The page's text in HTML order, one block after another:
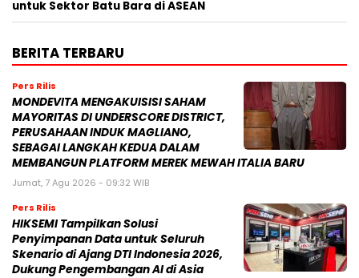
untuk Sektor Batu Bara di ASEAN
BERITA TERBARU
Pers Rilis
MONDEVITA MENGAKUISISI SAHAM
MAYORITAS DI UNDERSCORE DISTRICT,
PERUSAHAAN INDUK MAGLIANO,
SEBAGAI LANGKAH KEDUA DALAM
MEMBANGUN PLATFORM MEREK MEWAH ITALIA BARU
Jumat, 7 Agu 2026 - 09:32 WIB
Pers Rilis
HIKSEMI Tampilkan Solusi
Penyimpanan Data untuk Seluruh
Skenario di Ajang DTI Indonesia 2026,
Dukung Pengembangan AI di Asia